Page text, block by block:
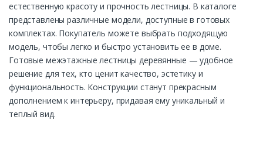
естественную красоту и прочность лестницы. В каталоге
представлены различные модели, доступные в готовых
комплектах. Покупатель можете выбрать подходящую
модель, чтобы легко и быстро установить ее в доме.
Готовые межэтажные лестницы деревянные — удобное
решение для тех, кто ценит качество, эстетику и
функциональность. Конструкции станут прекрасным
дополнением к интерьеру, придавая ему уникальный и
теплый вид.